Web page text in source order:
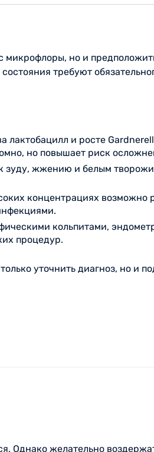
микрофлоры, но и
требуют
лактобацилл и росте
но повышает риск
зуду, жжению и белым
концентрациях возможно
кольпитами,
процедур.
уточнить диагноз, но и
Однако желательно